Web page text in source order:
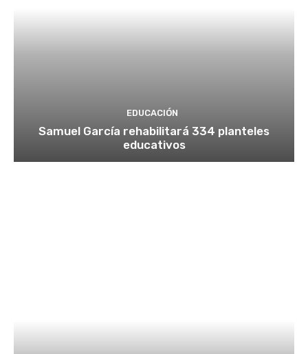
EDUCACIÓN
Samuel García rehabilitará 334 planteles
educativos